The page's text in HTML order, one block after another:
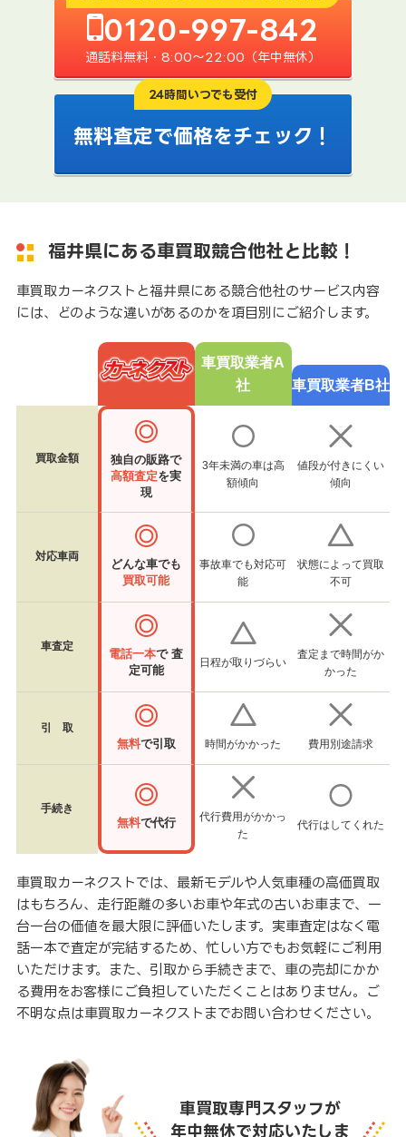
0120-997-842
通話料無料・8:00〜22:00（年中無休）
24時間いつでも受付
無料査定で価格をチェック！
福井県にある車買取競合他社と比較！
車買取カーネクストと福井県にある競合他社のサービス内容
には、どのような違いがあるのかを項目別にご紹介します。
車買取業者A
社
車買取業者B社
買取金額
独自の販路で
高額査定を実
現
3年未満の車は高
額傾向
値段が付きにくい
傾向
対応車両
どんな車でも
買取可能
事故車でも対応可
能
状態によって買取
不可
車査定
電話一本で 査
定可能
日程が取りづらい
査定まで時間がか
かった
引 取
無料で引取 時間がかかった 費用別途請求
手続き
無料で代行
代行費用がかかっ
た
代行はしてくれた
車買取カーネクストでは、最新モデルや人気車種の高価買取
はもちろん、走行距離の多いお車や年式の古いお車まで、一
台一台の価値を最大限に評価いたします。実車査定はなく電
話一本で査定が完結するため、忙しい方でもお気軽にご利用
いただけます。また、引取から手続きまで、車の売却にかか
る費用をお客様にご負担していただくことはありません。ご
不明な点は車買取カーネクストまでお問い合わせください。
車買取専門スタッフが
年中無休で対応いたしま